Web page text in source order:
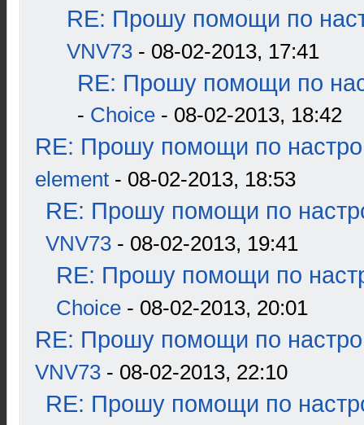
RE: Прошу помощи по
VNV73 - 08-02-2013, 17:41
RE: Прошу помощи по
- Choice - 08-02-2013, 18:42
RE: Прошу помощи по
element - 08-02-2013, 18:53
RE: Прошу помощи по
VNV73 - 08-02-2013, 19:41
RE: Прошу помощи по
Choice - 08-02-2013, 20:01
RE: Прошу помощи по
VNV73 - 08-02-2013, 22:10
RE: Прошу помощи по